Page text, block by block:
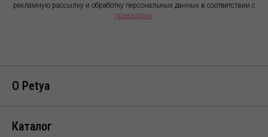
рекламную рассылку и обработку персональных данных в соответствии с
правилами.
О Petya
Каталог